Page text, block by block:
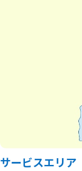
サービスエリア